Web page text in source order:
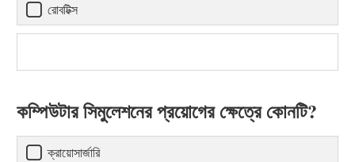
রোবটিক্স
কম্পিউটার সিমুলেশনের প্রয়োগের ক্ষেত্রে কোনটি?
ক্রায়োসার্জারি